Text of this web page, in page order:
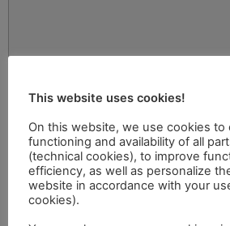
This website uses cookies!
On this website, we use cookies to
functioning and availability of all
(technical cookies), to improve
efficiency, as well as personalize
website in accordance with your
cookies).